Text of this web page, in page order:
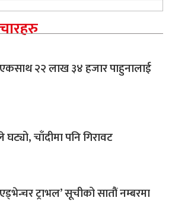
२२ लाख ३४ हजार पाहुनालाई
चाँदीमा पनि गिरावट
ट्राभल’ सूचीको सातौं नम्बरमा